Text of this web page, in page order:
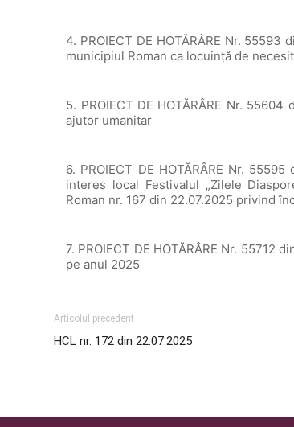
4. PROIECT DE HOTĂRÂRE Nr.
municipiul Roman ca locuință de
5. PROIECT DE HOTĂRÂRE Nr.
ajutor umanitar
6. PROIECT DE HOTĂRÂRE Nr.
interes local Festivalul „Zilele
Roman nr. 167 din 22.07.2025 privind
7. PROIECT DE HOTĂRÂRE Nr.
pe anul 2025
Articolul precedent
HCL nr. 172 din 22.07.2025